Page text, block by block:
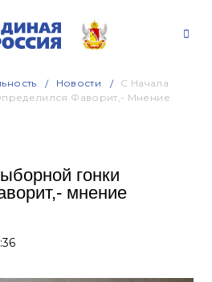
Новости
С Начала
Фаворит,- Мнение
гонки
мнение